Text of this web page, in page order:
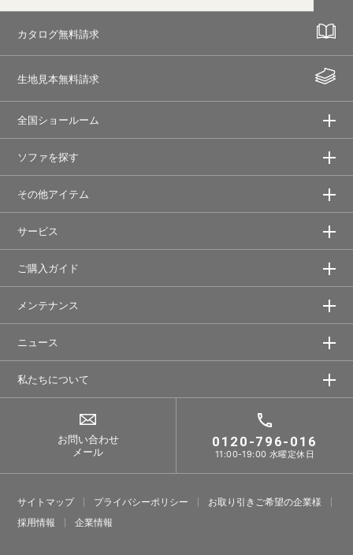
カタログ無料請求
生地見本無料請求
全国ショールーム
ソファを探す
その他アイテム
サービス
ご購入ガイド
メンテナンス
ニュース
私たちについて
お問い合わせ
メール
0120-796-016
11:00-19:00 水曜定休日
サイトマップ プライバシーポリシー
お取り引きご希望の企業様
採⽤情報
企業情報